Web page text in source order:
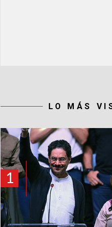
LO MÁS
1